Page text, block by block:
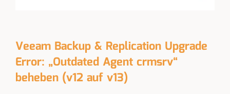
Veeam Backup & Replication Upgrade
Error: „Outdated Agent crmsrv“
beheben (v12 auf v13)